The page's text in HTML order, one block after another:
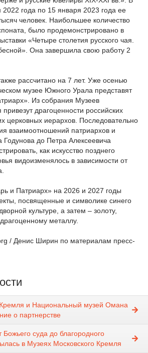
2022 года по 15 января 2023 года ее
человек. Наибольшее количество
было продемонстрировано в
«Четыре столетия русского чая.
Она завершила свою работу 2
рассчитано на 7 лет. Уже осенью
музее Южного Урала представят
Из собрания Музеев
драгоценности российских
церковных иерархов. Последовательно
взаимоотношений патриархов и
Годунова до Петра Алексеевича
как искусство позднего
видоизменялось в зависимости от
и Патриарх» на 2026 и 2027 годы
посвященные и символике синего
культуре, а затем – золоту,
металлу.
/ Денис Ширин по материалам пресс-
и Национальный музей Омана
о партнерстве
суда до благородного
в Музеях Московского Кремля